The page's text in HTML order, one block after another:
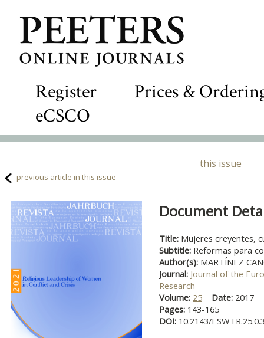
Register
Prices &
eCSCO
this issue
previous article in this issue
Document
Title: Mujeres creyentes,
Subtitle: Reformas para
Author(s): MARTÍNEZ
Journal: Journal of the
Research
Volume: 25 Date: 2017
Pages: 143-165
DOI: 10.2143/